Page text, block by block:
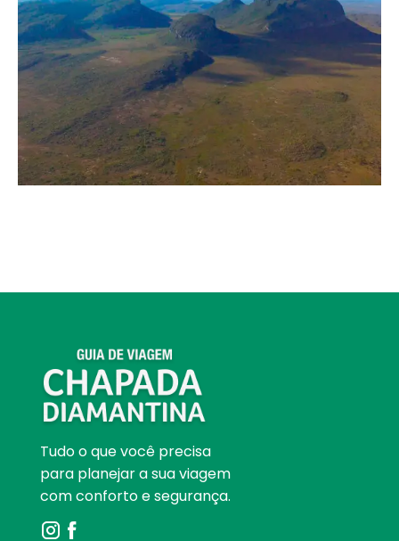
Tudo o que você precisa
para planejar a sua viagem
com conforto e segurança.